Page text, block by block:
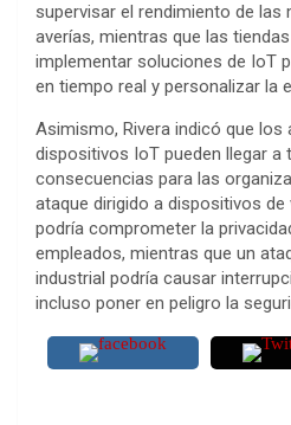
supervisar el rendimiento de las
averías, mientras que las
implementar soluciones de IoT
en tiempo real y personalizar la
Asimismo, Rivera indicó que los
dispositivos IoT pueden llegar a
consecuencias para las
ataque dirigido a dispositivos
podría comprometer la
empleados, mientras que un
industrial podría causar
incluso poner en peligro la